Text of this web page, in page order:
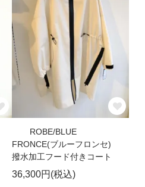
ROBE/BLUE
FRONCE(ブルーフロンセ)
撥水加工フード付きコート
36,300円(税込)